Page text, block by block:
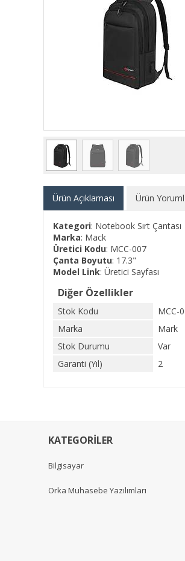
Ürün Açıklaması Ürün
Kategori: Notebook Sırt Çantası
Marka: Mack
Üretici Kodu: MCC-007
Çanta Boyutu: 17.3"
Model Link: Üretici Sayfası
Diğer Özellikler
Stok Kodu
MCC-
Marka
Mark
Stok Durumu
Var
Garanti (Yıl)
2
KATEGORİLER
Bilgisayar
Orka Muhasebe Yazılımları